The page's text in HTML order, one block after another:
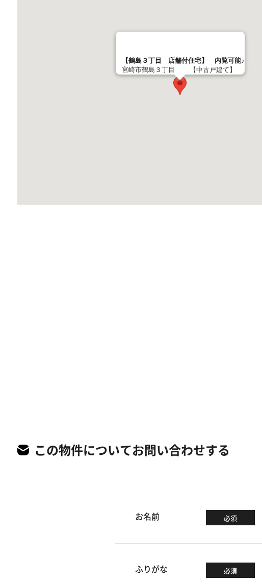
【鶴島３丁目 店舗付住宅】 内覧可能♪
宮崎市鶴島３丁目 【中古戸建て】
この物件についてお問い合わせする
お名前 必須
ふりがな 必須